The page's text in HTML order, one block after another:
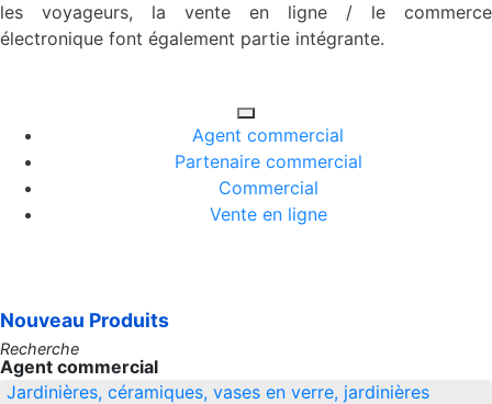
les voyageurs, la vente en ligne / le commerce
électronique font également partie intégrante.
Agent commercial
Partenaire commercial
Commercial
Vente en ligne
Nouveau Produits
Recherche
Agent commercial
Jardinières, céramiques, vases en verre, jardinières